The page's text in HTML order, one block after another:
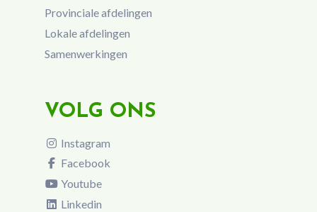
Provinciale afdelingen
Lokale afdelingen
Samenwerkingen
VOLG ONS
Instagram
Facebook
Youtube
Linkedin